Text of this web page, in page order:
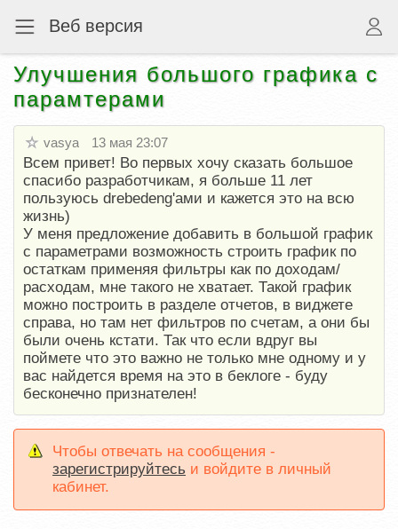
Веб версия
Улучшения большого графика с
парамтерами
vasya 13 мая 23:07
Всем привет! Во первых хочу сказать большое
спасибо разработчикам, я больше 11 лет
пользуюсь drebedeng'ами и кажется это на всю
жизнь)
У меня предложение добавить в большой график
с параметрами возможность строить график по
остаткам применяя фильтры как по доходам/
расходам, мне такого не хватает. Такой график
можно построить в разделе отчетов, в виджете
справа, но там нет фильтров по счетам, а они бы
были очень кстати. Так что если вдруг вы
поймете что это важно не только мне одному и у
вас найдется время на это в беклоге - буду
бесконечно признателен!
Чтобы отвечать на сообщения -
зарегистрируйтесь и войдите в личный
кабинет.